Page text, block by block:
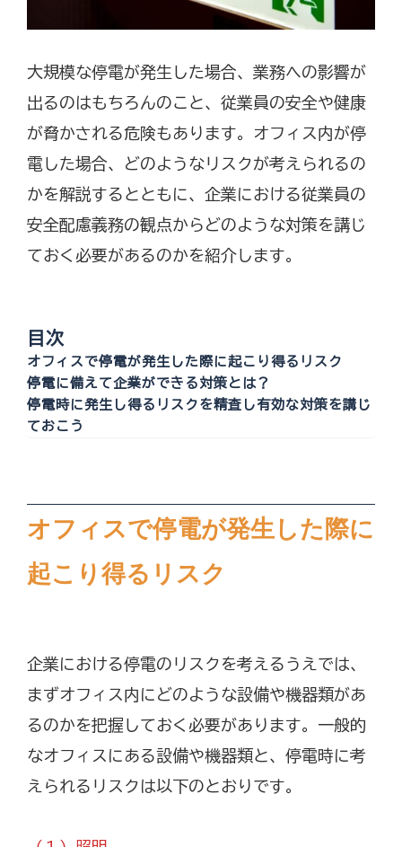
大規模な停電が発生した場合、業務への影響が
出るのはもちろんのこと、従業員の安全や健康
が脅かされる危険もあります。オフィス内が停
電した場合、どのようなリスクが考えられるの
かを解説するとともに、企業における従業員の
安全配慮義務の観点からどのような対策を講じ
ておく必要があるのかを紹介します。
目次
オフィスで停電が発生した際に起こり得るリスク
停電に備えて企業ができる対策とは？
停電時に発生し得るリスクを精査し有効な対策を講じ
ておこう
オフィスで停電が発生した際に
起こり得るリスク
企業における停電のリスクを考えるうえでは、
まずオフィス内にどのような設備や機器類があ
るのかを把握しておく必要があります。一般的
なオフィスにある設備や機器類と、停電時に考
えられるリスクは以下のとおりです。